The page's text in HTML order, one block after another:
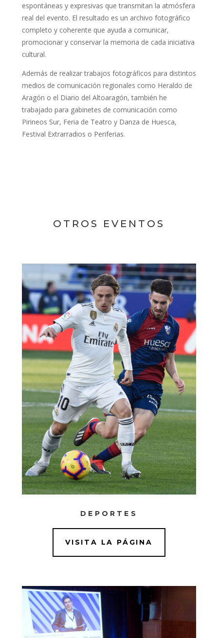
espontáneas y expresivas que transmitan la atmósfera
real del evento. El resultado es un archivo fotográfico
completo y coherente que ayuda a comunicar,
promocionar y conservar la memoria de cada iniciativa
cultural.
Además de realizar trabajos fotográficos para distintos
medios de comunicación regionales como Heraldo de
Aragón o el Diario del Altoaragón, también he
trabajado para gabinetes de comunicación como
Pirineos Sur, Feria de Teatro y Danza de Huesca,
Festival Extrarradios o Periferias.
OTROS EVENTOS
DEPORTES
VISITA LA PÁGINA